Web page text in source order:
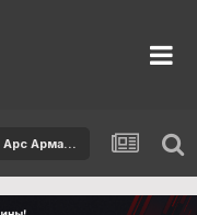
Бронежилет А-18 Сканда от Арс Арма и шлем Тор и шлем Тор от НПО Класс